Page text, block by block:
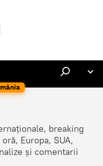
breaking
Europa, SUA,
și comentarii